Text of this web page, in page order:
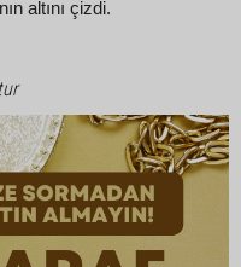
altını çizdi.